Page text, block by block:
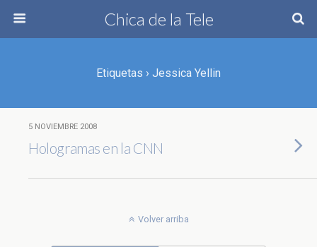
Chica de la Tele
Etiquetas › Jessica Yellin
5 NOVIEMBRE 2008
Hologramas en la CNN
Volver arriba